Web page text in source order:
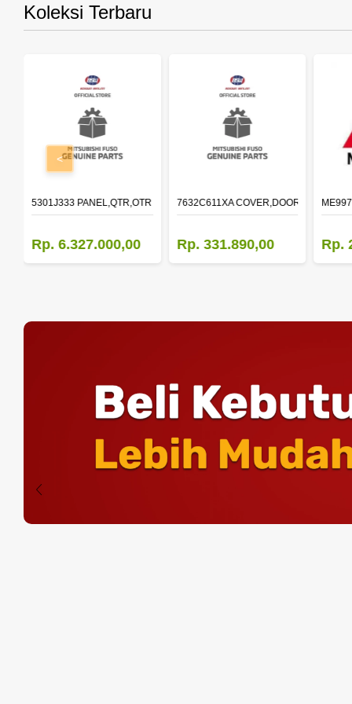
Koleksi Terbaru
5301J333 PANEL,QTR,OTR LH
Rp. 6.327.000,00
7632C611XA COVER,DOOR
Rp. 331.890,00 Rp.
<